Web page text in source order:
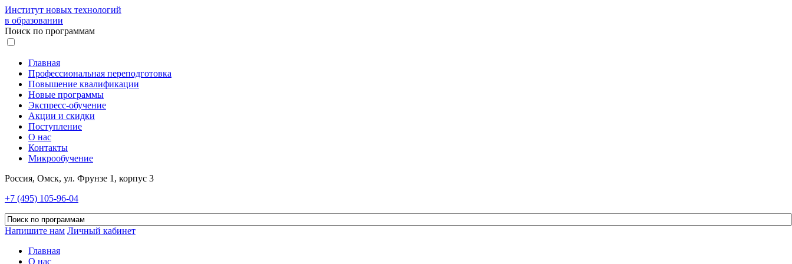
Институт новых технологий
в образовании
Поиск по программам
Главная
Профессиональная переподготовка
Повышение квалификации
Новые программы
Экспресс-обучение
Акции и скидки
Поступление
О нас
Контакты
Микрообучение
Россия, Омск, ул. Фрунзе 1, корпус 3
+7 (495) 105-96-04
Напишите нам Личный кабинет
Главная
О нас